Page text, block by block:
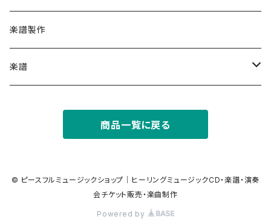
幸せを引き寄せたい時に
部屋でゆっくりしたい時に
瞑想したい時に
ストリングス（弦楽器・ヴァーチャル音源）
アイリッシュフルート
Soundtrack サウンドトラック
楽譜製作
楽譜
デジタル楽譜（ PDF）
商品一覧に戻る
© ピースフルミュージックショップ｜ヒーリングミュージックCD・楽譜・演奏
会チケット販売・楽曲制作
Powered by